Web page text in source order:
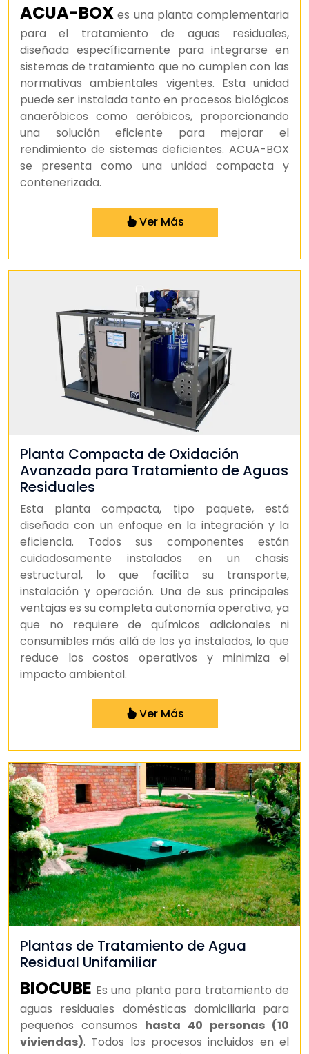
ACUA-BOX es una planta complementaria
para el tratamiento de aguas residuales,
diseñada específicamente para integrarse en
sistemas de tratamiento que no cumplen con las
normativas ambientales vigentes. Esta unidad
puede ser instalada tanto en procesos biológicos
anaeróbicos como aeróbicos, proporcionando
una solución eficiente para mejorar el
rendimiento de sistemas deficientes. ACUA-BOX
se presenta como una unidad compacta y
contenerizada.
Ver Más
Planta Compacta de Oxidación
Avanzada para Tratamiento de Aguas
Residuales
Esta planta compacta, tipo paquete, está
diseñada con un enfoque en la integración y la
eficiencia. Todos sus componentes están
cuidadosamente instalados en un chasis
estructural, lo que facilita su transporte,
instalación y operación. Una de sus principales
ventajas es su completa autonomía operativa, ya
que no requiere de químicos adicionales ni
consumibles más allá de los ya instalados, lo que
reduce los costos operativos y minimiza el
impacto ambiental.
Ver Más
Plantas de Tratamiento de Agua
Residual Unifamiliar
BIOCUBE Es una planta para tratamiento de
aguas residuales domésticas domiciliaria para
pequeños consumos hasta 40 personas (10
viviendas). Todos los procesos incluidos en el